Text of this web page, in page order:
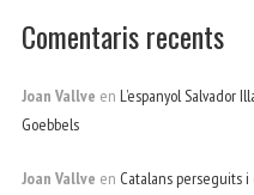
Comentaris recents
Joan Vallve en L’espanyol Salvador
Goebbels
Joan Vallve en Catalans perseguits